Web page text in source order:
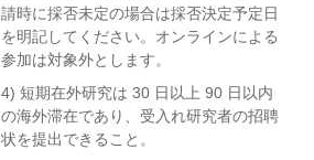
請時に採否未定の場合は採否決定予定日
を明記してください。オンラインによる
参加は対象外とします。
4) 短期在外研究は 30 日以上 90 日以内
の海外滞在であり、受入れ研究者の招聘
状を提出できること。